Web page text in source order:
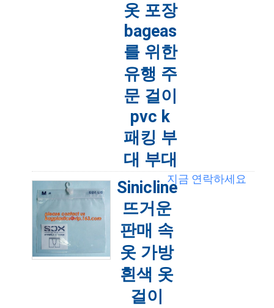
옷 포장
bageas
를 위한
유행 주
문 걸이
pvc k
패킹 부
대 부대
옷걸이 가방, 후크 가방, 의류 가방,
BOTTON 폐쇄 가방, EVA 프로스트 졸라
매는 끈, 의류 포장 가방, 비닐 옷걸이 후
크 가방, 속옷 포장, 옷걸이 후크 플라스
틱 가방, 옷걸이 지퍼 가방, 옷걸이 슬라
이더...
2020-11-18 15:29:53
Sinicline
뜨거운
판매 속
옷 가방
흰색 옷
걸이
지금 연락하세요